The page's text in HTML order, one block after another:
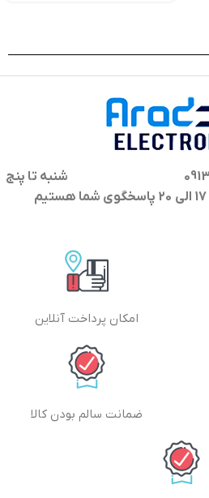
شنبه تا پنج
امکان پرداخت آنلاین
ضمانت سالم بودن کالا